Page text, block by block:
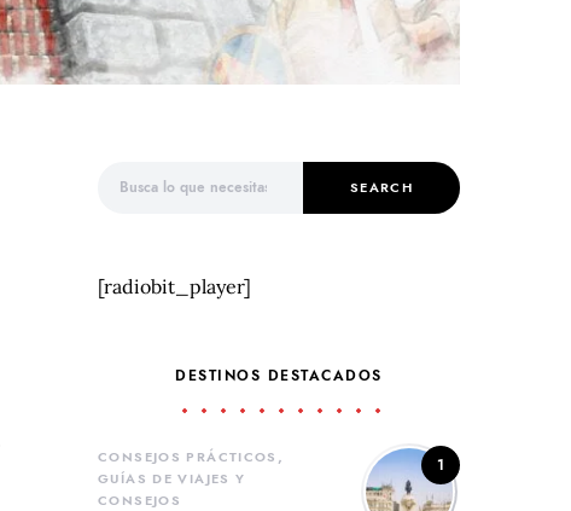
SEARCH
[radiobit_player]
DESTINOS DESTACADOS
1
CONSEJOS PRÁCTICOS
GUÍAS DE VIAJES Y
CONSEJOS